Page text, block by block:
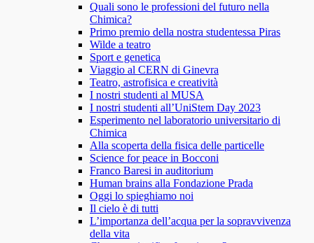
Quali sono le professioni del futuro nella
Chimica?
Primo premio della nostra studentessa Piras
Wilde a teatro
Sport e genetica
Viaggio al CERN di Ginevra
Teatro, astrofisica e creatività
I nostri studenti al MUSA
I nostri studenti all’UniStem Day 2023
Esperimento nel laboratorio universitario di
Chimica
Alla scoperta della fisica delle particelle
Science for peace in Bocconi
Franco Baresi in auditorium
Human brains alla Fondazione Prada
Oggi lo spieghiamo noi
Il cielo è di tutti
L’importanza dell’acqua per la sopravvivenza
della vita